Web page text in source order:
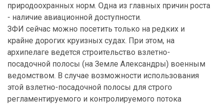
природоохранных норм. Одна из главных причин роста
- наличие авиационной доступности.
ЗФИ сейчас можно посетить только на редких и
крайне дорогих круизных судах. При этом, на
архипелаге ведется строительство взлетно-
посадочной полосы (на Земле Александры) военным
ведомством. В случае возможности использования
этой взлетно-посадочной полосы для строго
регламентируемого и контролируемого потока